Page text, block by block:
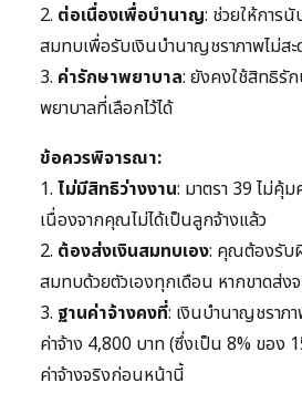
2. ต่อเนื่องเพื่อบำนาญ: ช่วยให้การนั
สมทบเพื่อรับเงินบำนาญชราภาพไม่สะ
3. ค่ารักษาพยาบาล: ยังคงใช้สิทธิรั
พยาบาลที่เลือกไว้ได้
ข้อควรพิจารณา:
1. ไม่มีสิทธิว่างงาน: มาตรา 39 ไม่คุ้
เนื่องจากคุณไม่ได้เป็นลูกจ้างแล้ว
2. ต้องส่งเงินสมทบเอง: คุณต้องรับ
สมทบด้วยตัวเองทุกเดือน หากขาดส่ง
3. ฐานค่าจ้างคงที่: เงินบำนาญชราภ
ค่าจ้าง 4,800 บาท (ซึ่งเป็น 8% ของ
ค่าจ้างจริงก่อนหน้านี้